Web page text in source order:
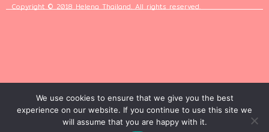
Copyright © 2018 Helena Thailand. All rights reserved.
We use cookies to ensure that we give you the best
experience on our website. If you continue to use this site we
will assume that you are happy with it.